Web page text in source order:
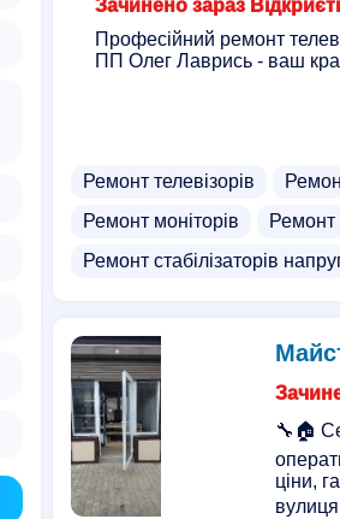
Зачинено зараз
Професійний ремонт
ПП Олег Лаврись - ваш
Ремонт телевізорів
Ремонт моніторів
Ремонт стабілізаторів
🔧🏠
ціни,